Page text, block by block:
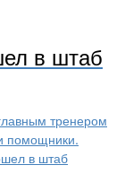
в штаб
тренером
помощники.
в штаб